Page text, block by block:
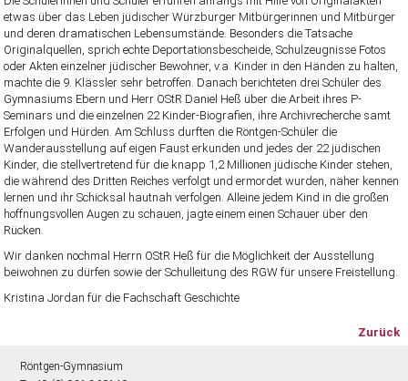
etwas über das Leben jüdischer Würzburger Mitbürgerinnen und Mitbürger
und deren dramatischen Lebensumstände. Besonders die Tatsache
Originalquellen, sprich echte Deportationsbescheide, Schulzeugnisse Fotos
oder Akten einzelner jüdischer Bewohner, v.a. Kinder in den Händen zu halten,
machte die 9. Klässler sehr betroffen. Danach berichteten drei Schüler des
Gymnasiums Ebern und Herr OStR Daniel Heß über die Arbeit ihres P-
Seminars und die einzelnen 22 Kinder-Biografien, ihre Archivrecherche samt
Erfolgen und Hürden. Am Schluss durften die Röntgen-Schüler die
Wanderausstellung auf eigen Faust erkunden und jedes der 22 jüdischen
Kinder, die stellvertretend für die knapp 1,2 Millionen jüdische Kinder stehen,
die während des Dritten Reiches verfolgt und ermordet wurden, näher kennen
lernen und ihr Schicksal hautnah verfolgen. Alleine jedem Kind in die großen
hoffnungsvollen Augen zu schauen, jagte einem einen Schauer über den
Rücken.
Wir danken nochmal Herrn OStR Heß für die Möglichkeit der Ausstellung
beiwohnen zu dürfen sowie der Schulleitung des RGW für unsere Freistellung.
Kristina Jordan für die Fachschaft Geschichte
Zurück
Röntgen-Gymnasium